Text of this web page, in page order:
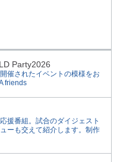
Party2026
催されたイベントの模様をお
friends
援番組。試合のダイジェスト
ーも交えて紹介します。制作